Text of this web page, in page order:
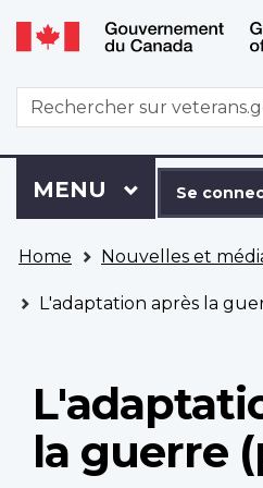
à
WxT
Search
form
connecter
à
Dossier
ACC
Se
Menu
MENU PRINCIPAL
êtes
ici
Home Nouvelles et
L'adaptation après la
la guerre